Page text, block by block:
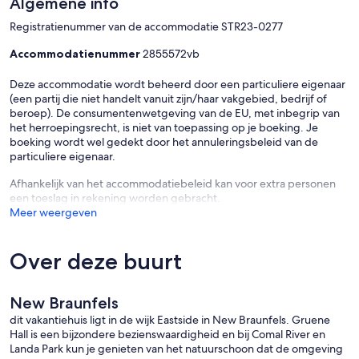
downtown, grab a bite to eat at the many downtown restaurants /
Gruene or just RELAX this is the home for you!
Special Events Allowed - Perfect for family reunions,
bachelor/bachelorette parties, wedding parties / receptions,
corporate retreats, birthday parties, graduation celebrations,
Christmas parties, and company picnics or gatherings. Special
and pricing.
the Comal! Our historic property is designed to host a variety of
outdoors, with outdoor kitchen and 1800 square foot private
entertainment barn with bar service area, indoor seated dining and
dance floor. Convenient access to the Comal River within easy
walking distance. Want your event catered? We can recommend
Registratienummer van de accommodatie STR23-0277
Accommodatienummer2855572vb
Deze accommodatie wordt beheerd door een particuliere eigenaar
(een partij die niet handelt vanuit zijn/haar vakgebied, bedrijf of
beroep). De consumentenwetgeving van de EU, met inbegrip van
het herroepingsrecht, is niet van toepassing op je boeking. Je
boeking wordt wel gedekt door het annuleringsbeleid van de
particuliere eigenaar.
Afhankelijk van het accommodatiebeleid kan voor extra personen
een toeslag in rekening worden gebracht.
Meer weergeven
Over deze buurt
New Braunfels
dit vakantiehuis ligt in de wijk Eastside in New Braunfels. Gruene
Hall is een bijzondere bezienswaardigheid en bij Comal River en
Landa Park kun je genieten van het natuurschoon dat de omgeving